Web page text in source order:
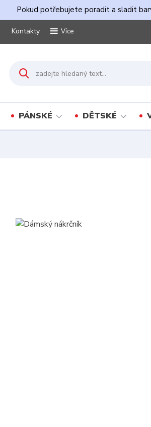
Pokud potřebujete poradit a sladit
Kontakty Více
PÁNSKÉ DĚTSKÉ